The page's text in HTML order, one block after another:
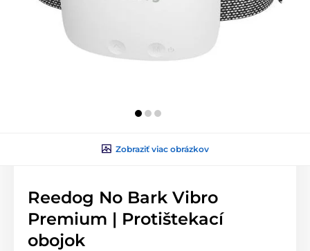
Zobraziť viac obrázkov
Reedog No Bark Vibro
Premium | Protištekací
obojok